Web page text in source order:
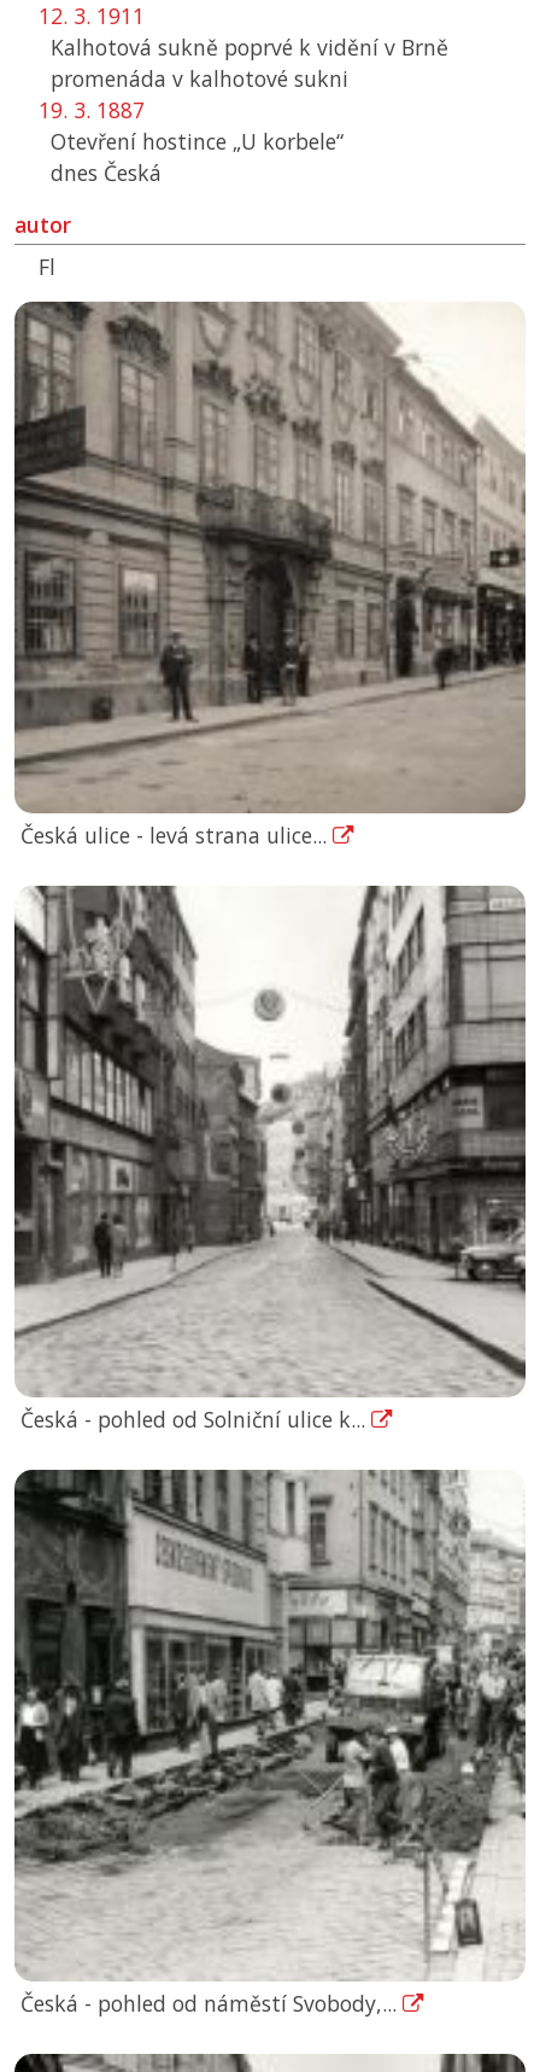
12. 3. 1911
Kalhotová sukně poprvé k vidění v Brně
promenáda v kalhotové sukni
19. 3. 1887
Otevření hostince „U korbele“
dnes Česká
autor
Fl
Česká ulice - levá strana ulice...
Česká - pohled od Solniční ulice k...
Česká - pohled od náměstí Svobody,...